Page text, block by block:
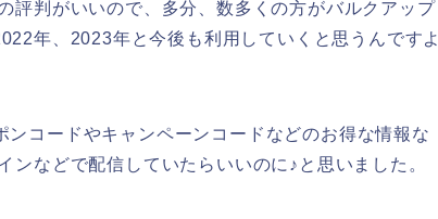
評判がいいので、多分、数多くの方がバルクアップ
年、2023年と今後も利用していくと思うんですよ
コードやキャンペーンコードなどのお得な情報な
ンなどで配信していたらいいのに♪と思いました。